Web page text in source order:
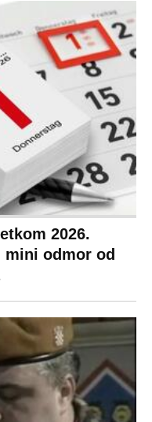
2026.
odmor od